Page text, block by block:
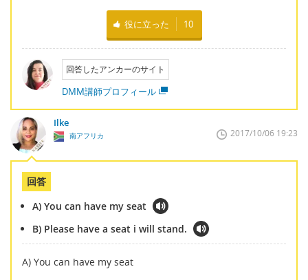
役に立った 10
回答したアンカーのサイト
DMM講師プロフィール
Ilke
南アフリカ 2017/10/06 19:23
回答
A) You can have my seat
B) Please have a seat i will stand.
A) You can have my seat